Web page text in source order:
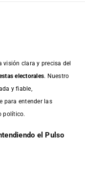
visión clara y precisa del
electorales. Nuestro
y fiable,
para entender las
político.
el Pulso